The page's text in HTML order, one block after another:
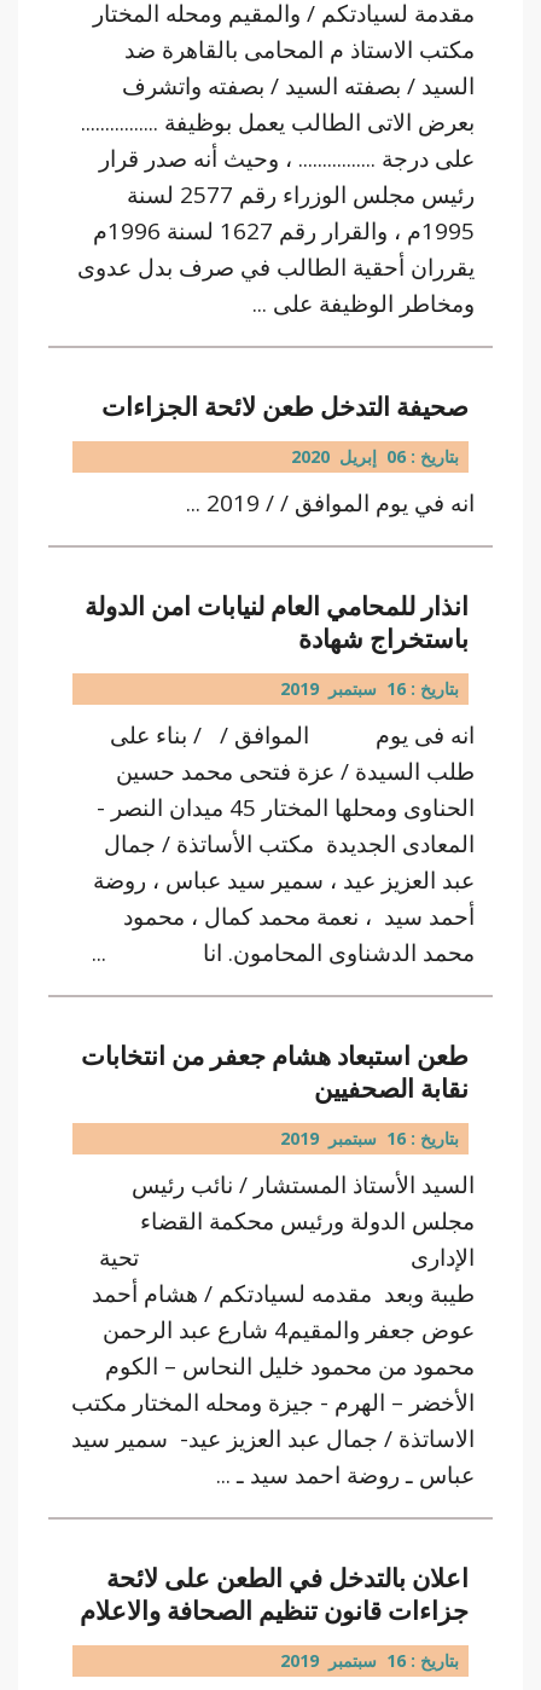
مقدمة لسيادتكم / والمقيم ومحله المختار
مكتب الاستاذ م المحامى بالقاهرة ضد
السيد / بصفته السيد / بصفته واتشرف
بعرض الاتى الطالب يعمل بوظيفة ................
على درجة ................ ، وحيث أنه صدر قرار
رئيس مجلس الوزراء رقم 2577 لسنة
1995م ، والقرار رقم 1627 لسنة 1996م
يقرران أحقية الطالب في صرف بدل عدوى
ومخاطر الوظيفة على ...
صحيفة التدخل طعن ﻻئحة الجزاءات
بتاريخ : 06 إبريل 2020
انه في يوم الموافق / / 2019 ...
انذار للمحامي العام لنيابات امن الدولة
باستخراج شهادة
بتاريخ : 16 سبتمبر 2019
انه فى يوم الموافق / / بناء على
طلب السيدة / عزة فتحى محمد حسين
الحناوى ومحلها المختار 45 ميدان النصر -
المعادى الجديدة مكتب الأساتذة / جمال
عبد العزيز عيد ، سمير سيد عباس ، روضة
أحمد سيد ، نعمة محمد كمال ، محمود
محمد الدشناوى المحامون. انا ...
طعن استبعاد هشام جعفر من انتخابات
نقابة الصحفيين
بتاريخ : 16 سبتمبر 2019
السيد الأستاذ المستشار / نائب رئيس
مجلس الدولة ورئيس محكمة القضاء
الإدارى تحية
طيبة وبعد مقدمه لسيادتكم / هشام أحمد
عوض جعفر والمقيم4 شارع عبد الرحمن
محمود من محمود خليل النحاس – الكوم
الأخضر – الهرم - جيزة ومحله المختار مكتب
الاساتذة / جمال عبد العزيز عيد- سمير سيد
عباس ـ روضة احمد سيد ـ ...
اعلان بالتدخل في الطعن على لائحة
جزاءات قانون تنظيم الصحافة والاعلام
بتاريخ : 16 سبتمبر 2019